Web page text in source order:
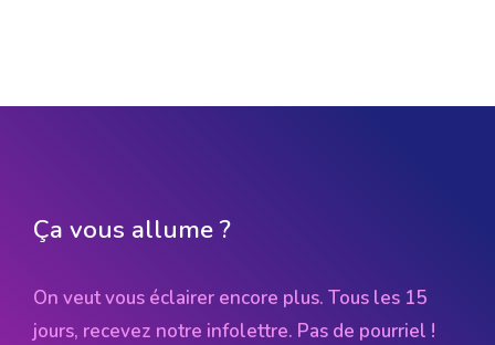
Ça vous allume ?
On veut vous éclairer encore plus. Tous les 15
jours, recevez notre infolettre. Pas de pourriel !